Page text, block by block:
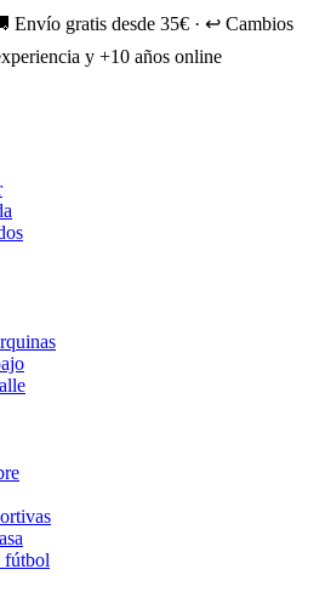
Envío gratis desde 35€ · ↩️ Cambios
y +10 años online
fútbol